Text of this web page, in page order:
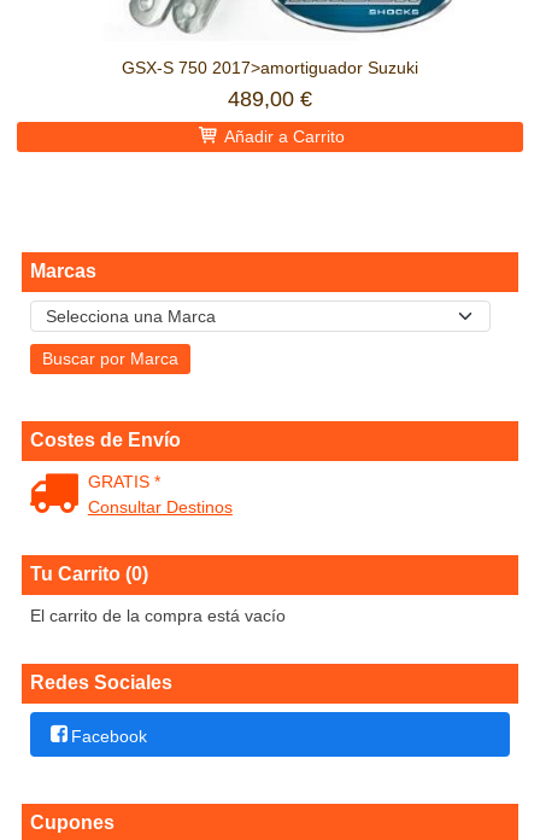
Marcas
Costes de Envío
GRATIS *
Consultar Destinos
Tu Carrito (0)
El carrito de la compra está vacío
Redes Sociales
Facebook
Cupones
GSX-S 750 2017>amortiguador Suzuki
489,00 €
Añadir a Carrito